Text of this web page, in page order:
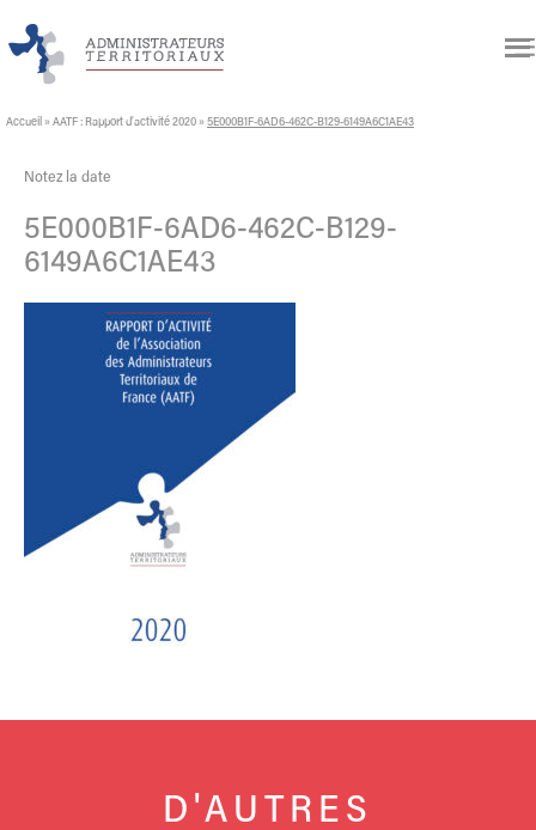
Accueil » AATF : Rapport d’activité 2020 » 5E000B1F-6AD6-462C-B129-6149A6C1AE43
Notez la date
5E000B1F-6AD6-462C-B129-
6149A6C1AE43
D'AUTRES